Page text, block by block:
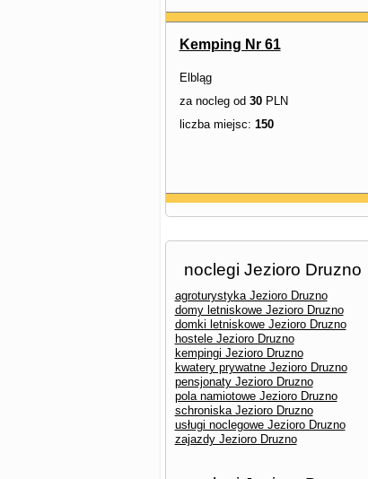
Kemping Nr 61
Elbląg
za nocleg od 30PLN
liczba miejsc: 150
noclegi Jezioro Druzno
agroturystyka Jezioro Druzno
domy letniskowe Jezioro Druzno
domki letniskowe Jezioro Druzno
hostele Jezioro Druzno
kempingi Jezioro Druzno
kwatery prywatne Jezioro Druzno
pensjonaty Jezioro Druzno
pola namiotowe Jezioro Druzno
schroniska Jezioro Druzno
usługi noclegowe Jezioro Druzno
zajazdy Jezioro Druzno